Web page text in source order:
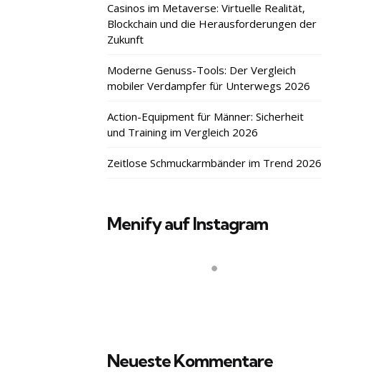
Casinos im Metaverse: Virtuelle Realität,
Blockchain und die Herausforderungen der
Zukunft
Moderne Genuss-Tools: Der Vergleich
mobiler Verdampfer für Unterwegs 2026
Action-Equipment für Männer: Sicherheit
und Training im Vergleich 2026
Zeitlose Schmuckarmbänder im Trend 2026
Menify auf Instagram
Neueste Kommentare